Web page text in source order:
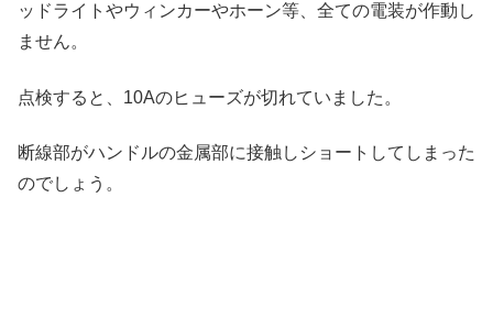
ッドライトやウィンカーやホーン等、全ての電装が作動し
ません。
点検すると、10Aのヒューズが切れていました。
断線部がハンドルの金属部に接触しショートしてしまった
のでしょう。